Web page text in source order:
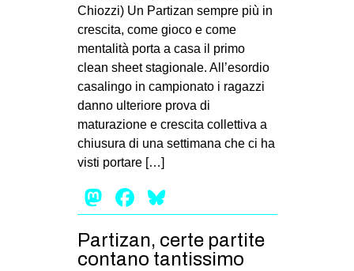
Chiozzi) Un Partizan sempre più in
crescita, come gioco e come
mentalità porta a casa il primo
clean sheet stagionale. All’esordio
casalingo in campionato i ragazzi
danno ulteriore prova di
maturazione e crescita collettiva a
chiusura di una settimana che ci ha
visti portare […]
Mastodon
Facebook
Partizan, certe partite
contano tantissimo